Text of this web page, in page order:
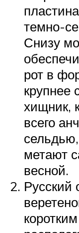
темно-
Снизу
рот в
крупнее
хищник,
всего
метают
весной.
Русский